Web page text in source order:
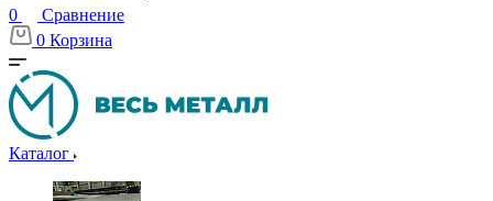
0
Сравнение
0 Корзина
Каталог